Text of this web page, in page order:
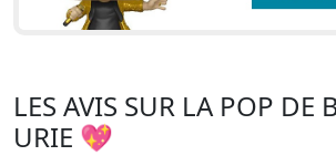
LES AVIS SUR LA POP DE
URIE 💖